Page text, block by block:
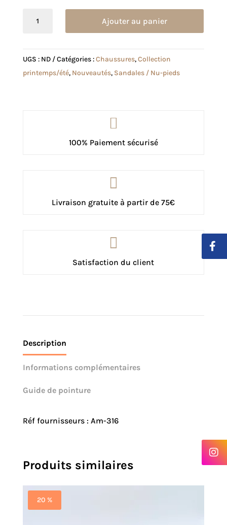
Zora
blanche
Ajouter au panier
UGS : ND Catégories :Chaussures,Collection
printemps/été, Nouveautés, Sandales / Nu-pieds

100% Paiement sécurisé

Livraison gratuite à partir de 75€

Satisfaction du client
Description
Informations complémentaires
Guide de pointure
Réf fournisseurs : Am-316
Produits similaires
20 %